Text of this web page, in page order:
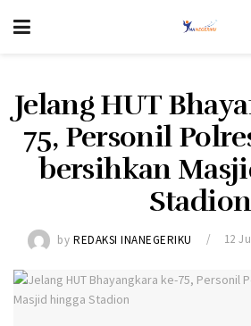
Jelang HUT
75, Personil
bersihkan
Stadion
by REDAKSI INANEGERIKU 12